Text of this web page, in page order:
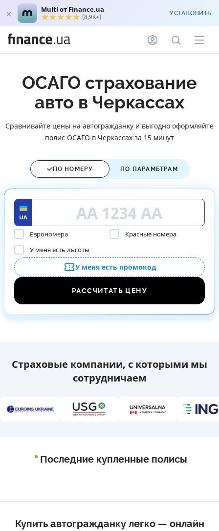
Multi от Finance.ua
(8,9K+) УСТАНОВИТЬ
ОСАГО страхование
авто в Черкассах
Сравнивайте цены на автогражданку и выгодно оформляйте
полис ОСАГО в Черкассах за 15 минут
ПО НОМЕРУ ПО ПАРАМЕТРАМ
У меня есть промокод
Еврономера
Красные номера
У меня есть льготы
РАССЧИТАТЬ ЦЕНУ
Страховые компании, с которыми мы
сотрудничаем
Последние купленные полисы
Купить автогражданку легко — онлайн